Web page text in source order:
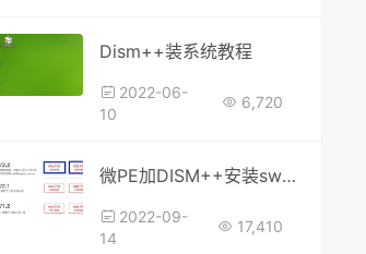
Dism++装系统教程
2022-06-
10
6,720
微PE加DISM++安装swm/wim/esd文件格式windows系统安装教程
2022-09-
14
17,410